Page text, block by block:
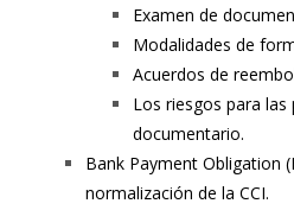
Examen de
Modalidades de
Acuerdos de
Los riesgos para
documentario.
Bank Payment Obligation
normalización de la CCI.